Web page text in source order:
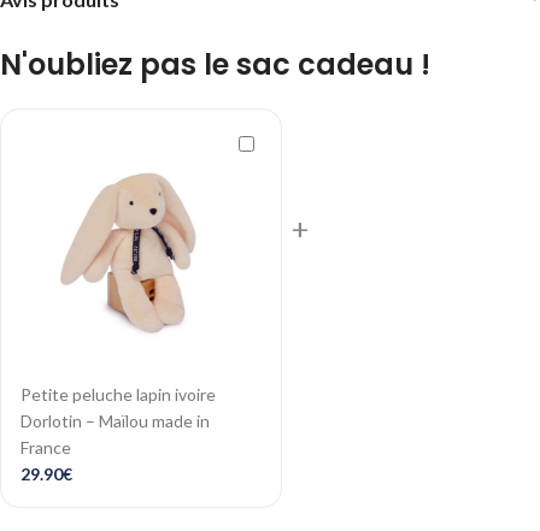
N'oubliez pas le sac cadeau !
Petite peluche lapin ivoire
Dorlotin – Maïlou made in
France
29.90€
+